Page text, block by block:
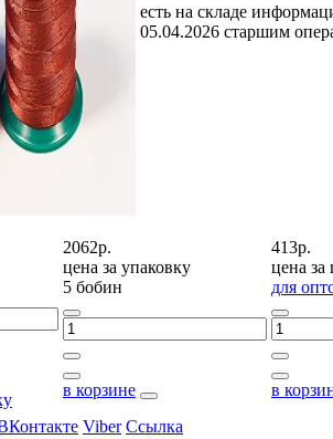
есть на складе
05.04.2026 старшим
2062р.
цена за упаковку
5 бобин
в корзине
413р.
цена за
для
в
Viber Ссылка